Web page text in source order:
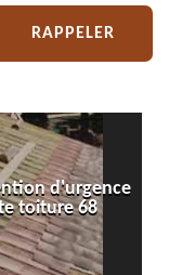
d'urgence
toiture 68